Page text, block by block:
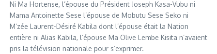
Ni Ma Hortense, l’épouse du Président Joseph Kasa-Vubu ni
Mama Antoinette Sese l’épouse de Mobutu Sese Seko ni
M’zée Laurent-Désiré Kabila dont l’épouse était la Nation
entière ni Alias Kabila, l’épouse Ma Olive Lembe Kisita n’avaient
pris la télévision nationale pour s’exprimer.